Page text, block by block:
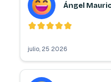
Ángel
julio, 25 2026